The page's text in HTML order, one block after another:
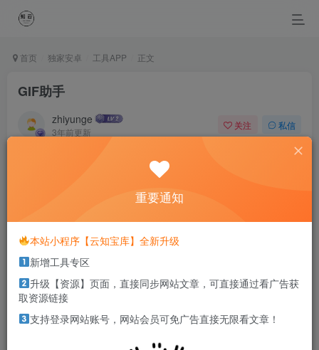
首页 独家安卓 工具APP 正文
GIF助手
zhiyunge
3年前更新
关注 私信
Live every day as the last day of life.
把活着的每一天看作生命的最后一天
本站部分资源打包为压缩包以方便分享，涉及较多
击解压密码
适用系统：安卓
重要通知
本站小程序【云知宝库】全新升级
新增工具专区
升级【资源】页面，直接同步网站文章，可直接通过看广告获
取资源链接
支持登录网站账号，网站会员可免广告直接无限看文章！